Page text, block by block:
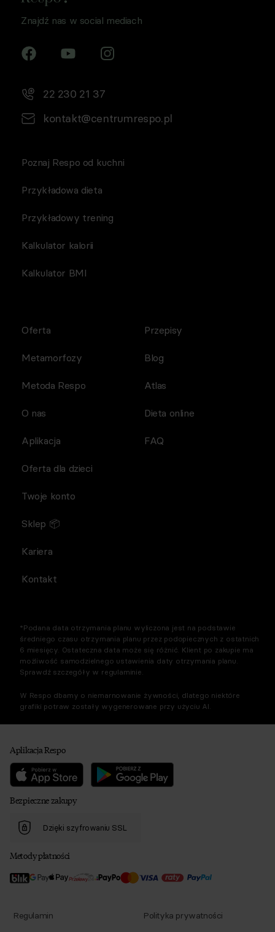
Znajdź nas w social mediach
22 230 21 37
kontakt@centrumrespo.pl
Poznaj Respo od kuchni
Przykładowa dieta
Przykładowy trening
Kalkulator kalorii
Kalkulator BMI
Oferta
Metamorfozy
Metoda Respo
O nas
Aplikacja
Przepisy
Blog
Atlas
Dieta online
FAQ
Oferta dla dzieci
Twoje konto
Sklep 📦
Kariera
Kontakt
*Podana data otrzymania planu wyliczona jest na podstawie
średniego czasu otrzymania planu przez podopiecznych z ostatnich
6 miesięcy. Ostateczna data może się różnić. Klient po zakupie ma
możliwość samodzielnego ustawienia daty otrzymania planu.
Sprawdź szczegóły w regulaminie.
W Respo dbamy o niemarnowanie żywności, dlatego niektóre
grafiki potraw zostały wygenerowane przy użyciu AI.
Aplikacja Respo
Bezpieczne zakupy
Dzięki szyfrowaniu SSL
Metody płatności
Regulamin Polityka prywatności